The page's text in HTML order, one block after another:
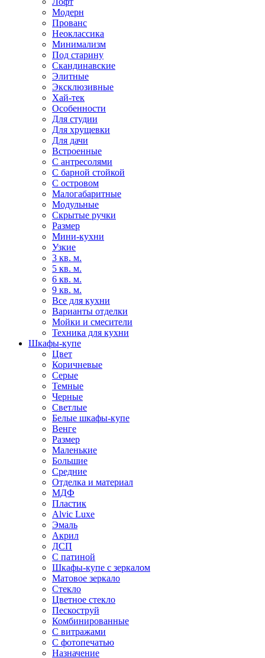
Модерн
Прованс
Неоклассика
Минимализм
Под старину
Скандинавские
Элитные
Эксклюзивные
Хай-тек
Особенности
Для студии
Для хрущевки
Для дачи
Встроенные
С антресолями
С барной стойкой
С островом
Малогабаритные
Модульные
Скрытые ручки
Размер
Мини-кухни
Узкие
3 кв. м.
5 кв. м.
6 кв. м.
9 кв. м.
Все для кухни
Варианты отделки
Мойки и смесители
Техника для кухни
Шкафы-купе
Цвет
Коричневые
Серые
Темные
Черные
Светлые
Белые шкафы-купе
Венге
Размер
Маленькие
Большие
Средние
Отделка и материал
МДФ
Пластик
Alvic Luxe
Эмаль
Акрил
ДСП
С патиной
Шкафы-купе с зеркалом
Матовое зеркало
Стекло
Цветное стекло
Пескоструй
Комбинированные
С витражами
С фотопечатью
Назначение